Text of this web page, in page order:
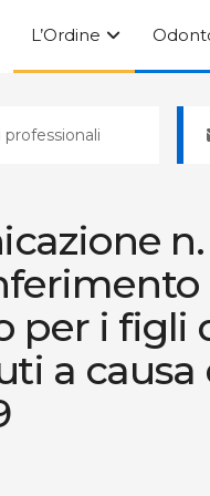
L’Ordine
professionali
n.
per i figli
a causa